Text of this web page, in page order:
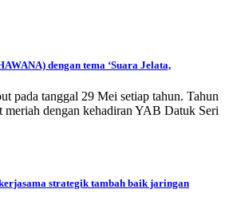
dengan tema ‘Suara Jelata,
pada tanggal 29 Mei setiap tahun. Tahun
dengan kehadiran YAB Datuk Seri
strategik tambah baik jaringan